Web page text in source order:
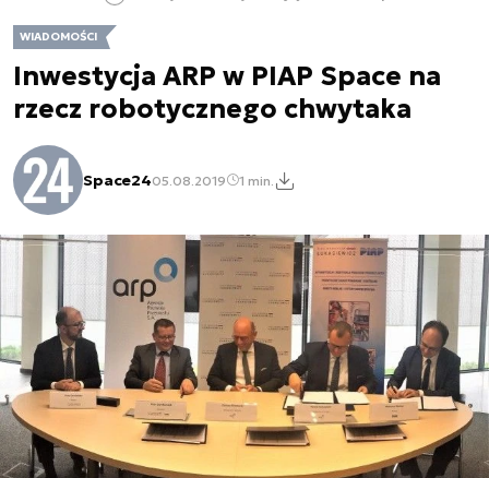
WIADOMOŚCI
Inwestycja ARP w PIAP Space na
rzecz robotycznego chwytaka
Space2405.08.2019 1 min.